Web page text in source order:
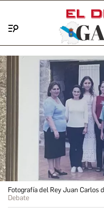
Fotografía del Rey Juan Carlos
Debate